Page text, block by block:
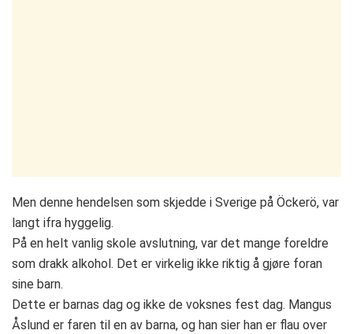
Men denne hendelsen som skjedde i Sverige på Öckerö, var
langt ifra hyggelig.
På en helt vanlig skole avslutning, var det mange foreldre
som drakk alkohol. Det er virkelig ikke riktig å gjøre foran
sine barn.
Dette er barnas dag og ikke de voksnes fest dag. Mangus
Åslund er faren til en av barna, og han sier han er flau over